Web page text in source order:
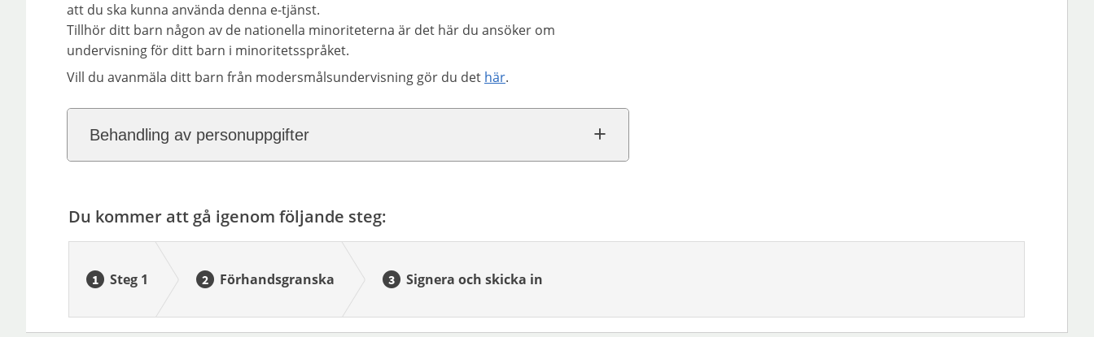
att du ska kunna använda denna e-tjänst.
Tillhör ditt barn någon av de nationella minoriteterna är det här du ansöker om
undervisning för ditt barn i minoritetsspråket.
Vill du avanmäla ditt barn från modersmålsundervisning gör du det här.
Behandling av personuppgifter
Du kommer att gå igenom följande steg:
Steg 1 Förhandsgranska Signera och skicka in